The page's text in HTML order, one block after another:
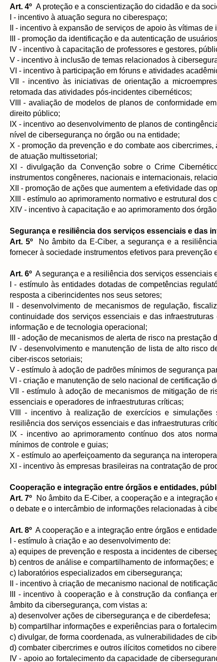
Art. 4º A proteção e a conscientização do cidadão e da
I - incentivo à atuação segura no ciberespaço;
II - incentivo à expansão de serviços de apoio às vítimas
III - promoção da identificação e da autenticação de
IV - incentivo à capacitação de professores e gestores,
V - incentivo à inclusão de temas relacionados à
VI - incentivo à participação em fóruns e atividades
VII - incentivo às iniciativas de orientação a
retomada das atividades pós-incidentes cibernéticos;
VIII - avaliação de modelos de planos de conformidade
direito público;
IX - incentivo ao desenvolvimento de planos de
nível de cibersegurança no órgão ou na entidade;
X - promoção da prevenção e do combate aos
de atuação multissetorial;
XI - divulgação da Convenção sobre o Crime
instrumentos congêneres, nacionais e internacionais,
XII - promoção de ações que aumentem a efetividade das
XIII - estímulo ao aprimoramento normativo e estrutural dos
XIV - incentivo à capacitação e ao aprimoramento dos
Segurança e resiliência dos serviços essenciais e das
Art. 5º No âmbito da E-Ciber, a segurança e a
fornecer à sociedade instrumentos efetivos para prevenção
Art. 6º A segurança e a resiliência dos serviços essenciais
I - estímulo às entidades dotadas de competências
resposta a ciberincidentes nos seus setores;
II - desenvolvimento de mecanismos de regulação,
continuidade dos serviços essenciais e das
informação e de tecnologia operacional;
III - adoção de mecanismos de alerta de risco na prestação
IV - desenvolvimento e manutenção de lista de alto risco
ciber-riscos setoriais;
V - estímulo à adoção de padrões mínimos de segurança
VI - criação e manutenção de selo nacional de certificação
VII - estímulo à adoção de mecanismos de mitigação de
essenciais e operadores de infraestruturas críticas;
VIII - incentivo à realização de exercícios e simulações
resiliência dos serviços essenciais e das infraestruturas
IX - incentivo ao aprimoramento contínuo dos atos
mínimos de controle e guias;
X - estímulo ao aperfeiçoamento da segurança na
XI - incentivo às empresas brasileiras na contratação de
Cooperação e integração entre órgãos e entidades,
Art. 7º No âmbito da E-Ciber, a cooperação e a
o debate e o intercâmbio de informações relacionadas à
Art. 8º A cooperação e a integração entre órgãos e
I - estímulo à criação e ao desenvolvimento de:
a) equipes de prevenção e resposta a incidentes de
b) centros de análise e compartilhamento de informações; e
c) laboratórios especializados em cibersegurança;
II - incentivo à criação de mecanismo nacional de
III - incentivo à cooperação e à construção da confiança
âmbito da cibersegurança, com vistas a:
a) desenvolver ações de cibersegurança e de ciberdefesa;
b) compartilhar informações e experiências para o
c) divulgar, de forma coordenada, as vulnerabilidades de
d) combater cibercrimes e outros ilícitos cometidos no
IV - apoio ao fortalecimento da capacidade de